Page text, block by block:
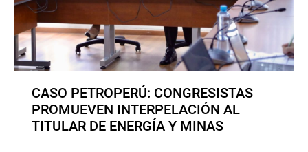
CASO PETROPERÚ: CONGRESISTAS
PROMUEVEN INTERPELACIÓN AL
TITULAR DE ENERGÍA Y MINAS